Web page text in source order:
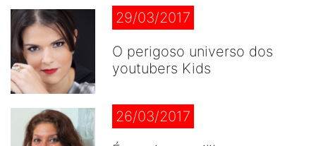
29/03/2017
O perigoso universo dos
youtubers Kids
26/03/2017